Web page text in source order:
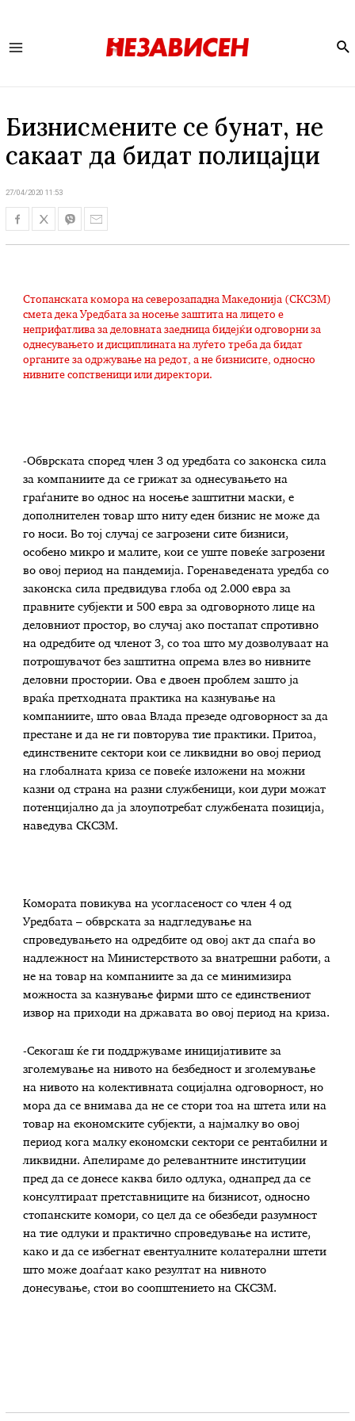
Бизнисмените се бунат, не
сакаат да бидат полицајци
27/04/2020 11:53
Стопанската комора на северозападна Македонија (СКСЗМ)
смета дека Уредбата за носење заштита на лицето е
неприфатлива за деловната заедница бидејќи одговорни за
однесувањето и дисциплината на луѓето треба да бидат
органите за одржување на редот, а не бизнисите, односно
нивните сопственици или директори.
-Обврската според член 3 од уредбата со законска сила
за компаниите да се грижат за однесувањето на
граѓаните во однос на носење заштитни маски, е
дополнителен товар што ниту еден бизнис не може да
го носи. Во тој случај се загрозени сите бизниси,
особено микро и малите, кои се уште повеќе загрозени
во овој период на пандемија. Горенаведената уредба со
законска сила предвидува глоба од 2.000 евра за
правните субјекти и 500 евра за одговорното лице на
деловниот простоp, во случај ако постапат спротивно
на одредбите од членот 3, со тоа што му дозволуваат на
потрошувачот без заштитна опрема влез во нивните
деловни простории. Ова е двоен проблем зашто ја
враќа претходната практика на казнување на
компаниите, што оваа Влада презеде одговорност за да
престане и да не ги повторува тие практики. Притоа,
единствените сектори кои се ликвидни во овој период
на глобалната криза се повеќе изложени на можни
казни од страна на разни службеници, кои дури можат
потенцијално да ја злоупотребат службената позиција,
наведува СКСЗМ.
Комората повикува на усогласеност со член 4 од
Уредбата – обврската за надгледување на
спроведувањето на одредбите од овој акт да спаѓа во
надлежност на Министерството за внатрешни работи, а
не на товар на компаниите за да се минимизира
можноста за казнување фирми што се единствениот
извор на приходи на државата во овој период на криза.
-Секогаш ќе ги поддржуваме иницијативите за
зголемување на нивото на безбедност и зголемување
на нивото на колективната социјална одговорност, но
мора да се внимава да не се стори тоа на штета или на
товар на економските субјекти, а најмалку во овој
период кога малку економски сектори се рентабилни и
ликвидни. Апелираме до релевантните институции
пред да се донесе каква било одлука, однапред да се
консултираат претставниците на бизнисот, односно
стопанските комори, со цел да се обезбеди разумност
на тие одлуки и практично спроведување на истите,
како и да се избегнат евентуалните колатерални штети
што може доаѓаат како резултат на нивното
донесување, стои во соопштението на СКСЗМ.